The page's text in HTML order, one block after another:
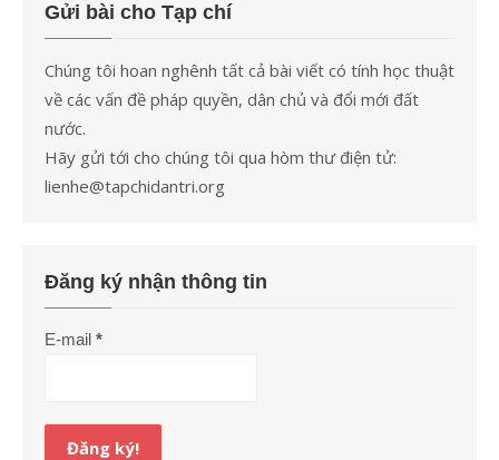
Gửi bài cho Tạp chí
Chúng tôi hoan nghênh tất cả bài viết có tính học thuật
về các vấn đề pháp quyền, dân chủ và đổi mới đất
nước.
Hãy gửi tới cho chúng tôi qua hòm thư điện tử:
lienhe@tapchidantri.org
Đăng ký nhận thông tin
E-mail *